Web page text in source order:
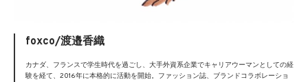
foxco/渡邉香織
カナダ、フランスで学生時代を過ごし、大手外資系企業でキャリアウーマンとしての経
験を経て、2016年に本格的に活動を開始。ファッション誌、ブランドコラボレーショ